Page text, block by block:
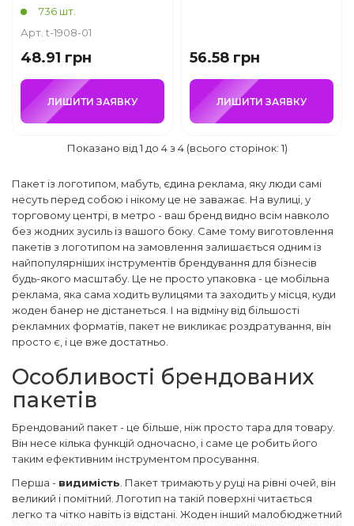
736 шт.
Арт. t-1908-01
48.91 грн
ЛИШИТИ ЗАЯВКУ
56.58 грн
ЛИШИТИ ЗАЯВКУ
Показано від 1 до 4 з 4 (всього сторінок: 1)
Пакет із логотипом, мабуть, єдина реклама, яку люди самі
несуть перед собою і нікому це не заважає. На вулиці, у
торговому центрі, в метро - ваш бренд видно всім навколо
без жодних зусиль із вашого боку. Саме тому виготовлення
пакетів з логотипом на замовлення залишається одним із
найпопулярніших інструментів брендування для бізнесів
будь-якого масштабу. Це не просто упаковка - це мобільна
реклама, яка сама ходить вулицями та заходить у місця, куди
жоден банер не дістанеться. І на відміну від більшості
рекламних форматів, пакет не викликає роздратування, він
просто є, і це вже достатньо.
Особливості брендованих
пакетів
Брендований пакет - це більше, ніж просто тара для товару.
Він несе кілька функцій одночасно, і саме це робить його
таким ефективним інструментом просування.
Перша - видимість. Пакет тримають у руці на рівні очей, він
великий і помітний. Логотип на такій поверхні читається
легко та чітко навіть із відстані. Жоден інший малобюджетний